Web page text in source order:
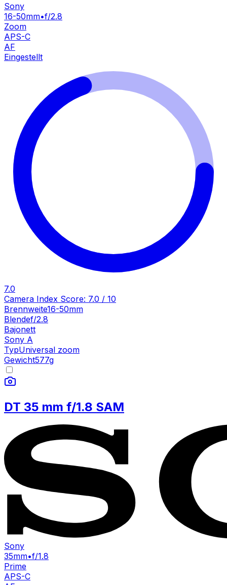
Sony
16-50mm•f/2.8
Zoom
APS-C
AF
Eingestellt
7.0
Camera Index Score: 7.0 / 10
Brennweite16-50mm
Blendef/2.8
Bajonett
Sony A
TypUniversal zoom
Gewicht577g
DT 35 mm f/1.8 SAM
Sony
35mm•f/1.8
Prime
APS-C